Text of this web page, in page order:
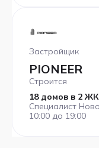
Застройщик
PIONEER
Строится
18 домов в 2 ЖК
Специалист
10:00 до 19:00